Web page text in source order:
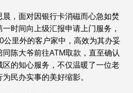
，面对因银行卡消磁而心急如焚
时间向上级汇报申请上门服务，
公里外的客户家中，高效为其办妥
陈大爷前往ATM取款，直至确认
的知心服务，不仅温暖了一位老
民办实事的美好缩影。